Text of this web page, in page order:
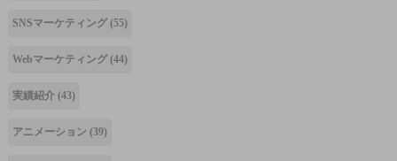
SNSマーケティング(55)
Webマーケティング(44)
実績紹介 (43)
アニメーション (39)